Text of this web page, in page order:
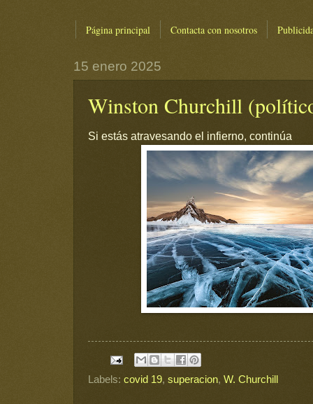
Página principal Contacta con nosotros
15 enero 2025
Winston Churchill
Si estás atravesando el infierno, continúa
Labels: covid 19, superacion, W. Churchill